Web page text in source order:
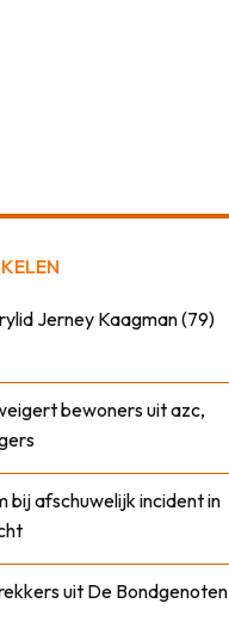
Jerney Kaagman (79)
bewoners uit azc,
bij afschuwelijk incident in
uit De Bondgenoten